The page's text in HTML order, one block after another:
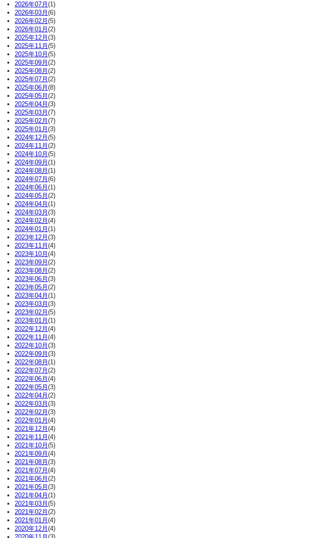
2026年07月 (1)
2026年03月 (6)
2026年02月 (5)
2026年01月 (2)
2025年12月 (3)
2025年11月 (5)
2025年10月 (5)
2025年09月 (2)
2025年08月 (2)
2025年07月 (2)
2025年06月 (8)
2025年05月 (2)
2025年04月 (3)
2025年03月 (7)
2025年02月 (7)
2025年01月 (3)
2024年12月 (5)
2024年11月 (2)
2024年10月 (5)
2024年09月 (1)
2024年08月 (1)
2024年07月 (6)
2024年06月 (1)
2024年05月 (2)
2024年04月 (1)
2024年03月 (3)
2024年02月 (4)
2024年01月 (1)
2023年12月 (3)
2023年11月 (4)
2023年10月 (4)
2023年09月 (2)
2023年08月 (2)
2023年06月 (3)
2023年05月 (2)
2023年04月 (1)
2023年03月 (3)
2023年02月 (5)
2023年01月 (1)
2022年12月 (4)
2022年11月 (4)
2022年10月 (3)
2022年09月 (3)
2022年08月 (1)
2022年07月 (2)
2022年06月 (4)
2022年05月 (3)
2022年04月 (2)
2022年03月 (3)
2022年02月 (3)
2022年01月 (4)
2021年12月 (4)
2021年11月 (4)
2021年10月 (5)
2021年09月 (4)
2021年08月 (3)
2021年07月 (4)
2021年06月 (2)
2021年05月 (3)
2021年04月 (1)
2021年03月 (5)
2021年02月 (2)
2021年01月 (4)
2020年12月 (4)